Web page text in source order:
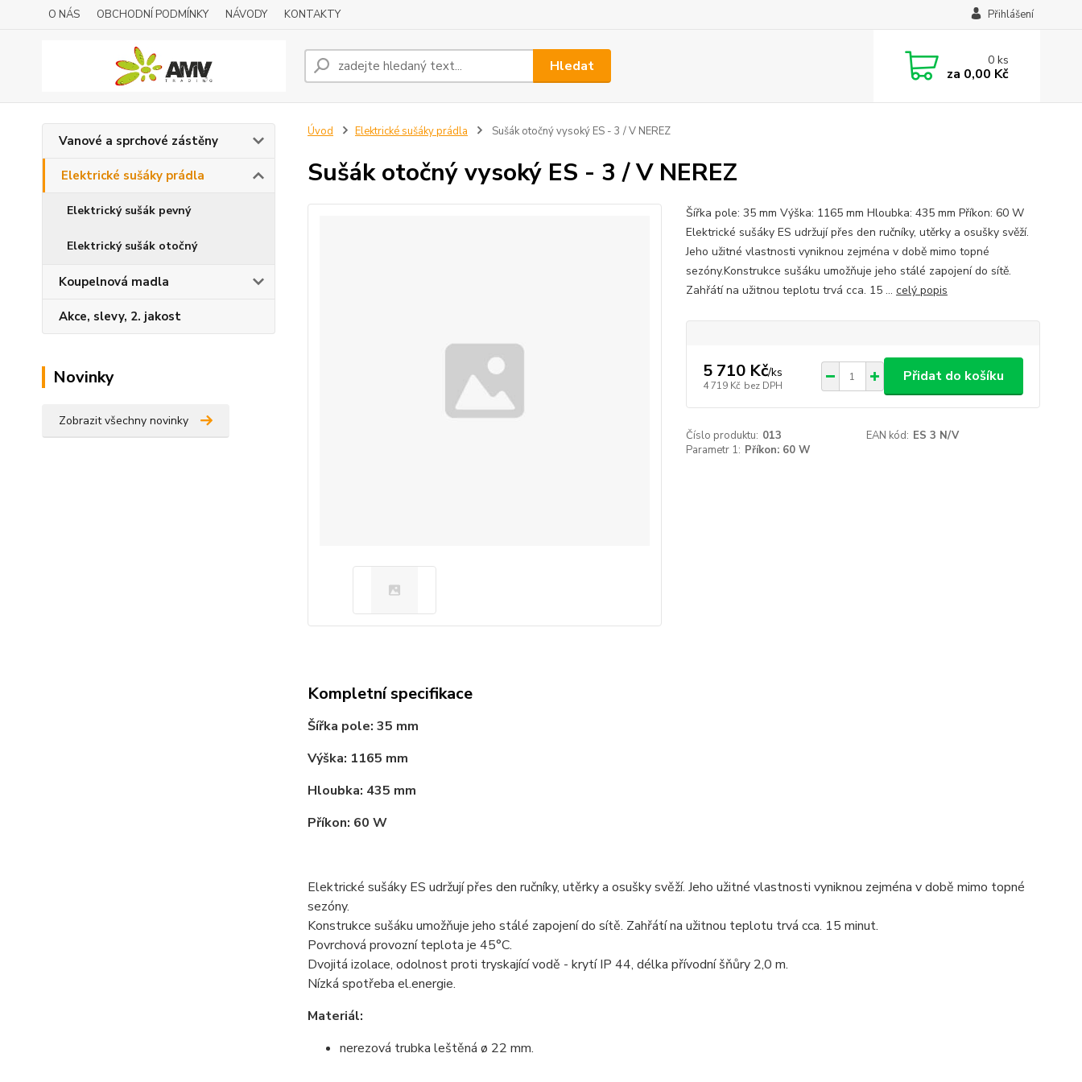
O NÁS OBCHODNÍ PODMÍNKY NÁVODY KONTAKTY Přihlášení
Hledat 0ks
za 0,00 Kč
Vanové a sprchové zástěny
Elektrické sušáky prádla
Elektrický sušák pevný
Elektrický sušák otočný
Koupelnová madla
Akce, slevy, 2. jakost
Novinky
Zobrazit všechny novinky
Úvod Elektrické sušáky prádla Sušák otočný vysoký ES - 3 / V NEREZ
Sušák otočný vysoký ES - 3 / V NEREZ
Šířka pole: 35 mm Výška: 1165 mm Hloubka: 435 mm Příkon: 60 W
Elektrické sušáky ES udržují přes den ručníky, utěrky a osušky svěží.
Jeho užitné vlastnosti vyniknou zejména v době mimo topné
sezóny.Konstrukce sušáku umožňuje jeho stálé zapojení do sítě.
Zahřátí na užitnou teplotu trvá cca. 15 ... celý popis
5 710 Kč/ks
4 719 Kč bez DPH
Přidat do košíku
Číslo produktu: 013 EAN kód: ES 3 N/V
Parametr 1: Příkon: 60 W
Kompletní specifikace
Šířka pole: 35 mm
Výška: 1165 mm
Hloubka: 435 mm
Příkon: 60 W
Elektrické sušáky ES udržují přes den ručníky, utěrky a osušky svěží. Jeho užitné vlastnosti vyniknou zejména v době mimo topné
sezóny.
Konstrukce sušáku umožňuje jeho stálé zapojení do sítě. Zahřátí na užitnou teplotu trvá cca. 15 minut.
Povrchová provozní teplota je 45°C.
Dvojitá izolace, odolnost proti tryskající vodě - krytí IP 44, délka přívodní šňůry 2,0 m.
Nízká spotřeba el.energie.
Materiál:
nerezová trubka leštěná ø 22 mm.